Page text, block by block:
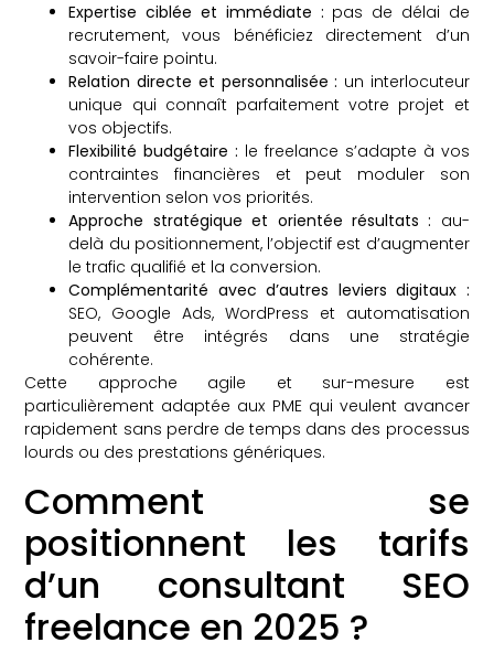
Expertise ciblée et immédiate : pas de délai de
recrutement, vous bénéficiez directement d’un
savoir-faire pointu.
Relation directe et personnalisée : un interlocuteur
unique qui connaît parfaitement votre projet et
vos objectifs.
Flexibilité budgétaire : le freelance s’adapte à vos
contraintes financières et peut moduler son
intervention selon vos priorités.
Approche stratégique et orientée résultats : au-
delà du positionnement, l’objectif est d’augmenter
le trafic qualifié et la conversion.
Complémentarité avec d’autres leviers digitaux :
SEO, Google Ads, WordPress et automatisation
peuvent être intégrés dans une stratégie
cohérente.
Cette approche agile et sur-mesure est
particulièrement adaptée aux PME qui veulent avancer
rapidement sans perdre de temps dans des processus
lourds ou des prestations génériques.
Comment se
positionnent les tarifs
d’un consultant SEO
freelance en 2025 ?